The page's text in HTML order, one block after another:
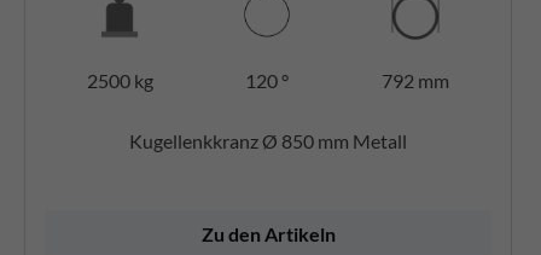
2500 kg 120 ° 792 mm
Kugellenkkranz Ø 850 mm Metall
Zu den Artikeln